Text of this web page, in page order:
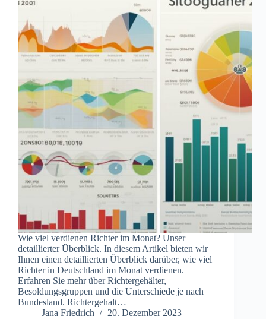
Wie viel verdienen Richter im Monat? Unser
detaillierter Überblick. In diesem Artikel bieten wir
Ihnen einen detaillierten Überblick darüber, wie viel
Richter in Deutschland im Monat verdienen.
Erfahren Sie mehr über Richtergehälter,
Besoldungsgruppen und die Unterschiede je nach
Bundesland. Richtergehalt…
Jana Friedrich
20. Dezember 2023